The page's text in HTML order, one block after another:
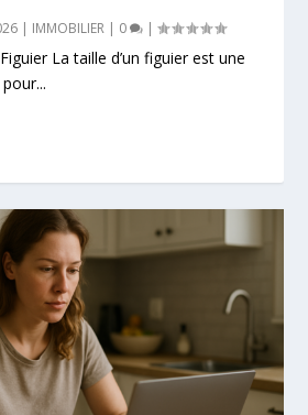
| IMMOBILIER | 0 |
La taille d’un figuier est une